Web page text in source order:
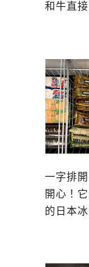
和牛直
一字排
開心！
的日本